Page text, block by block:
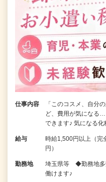
仕事内容
「このコスメ、自分
ど、費用が気になる
できます♪ 気になる
給与
時給1,500円以上（完
円）
勤務地
埼玉県等 ◆勤務地多
働けます♪